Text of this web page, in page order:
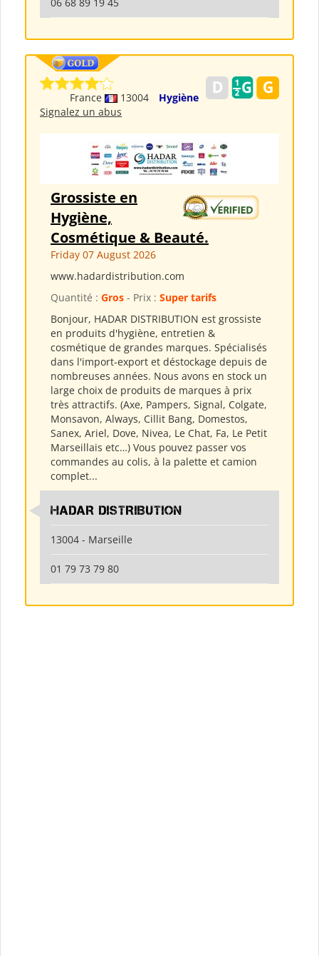
France 13004
Hygiène
Signalez un abus
Grossiste en
Hygiène,
Cosmétique & Beauté.
Friday 07 August 2026
www.hadardistribution.com
Quantité : Gros - Prix : Super tarifs
Bonjour, HADAR DISTRIBUTION est grossiste
en produits d'hygiène, entretien &
cosmétique de grandes marques. Spécialisés
dans l'import-export et déstockage depuis de
nombreuses années. Nous avons en stock un
large choix de produits de marques à prix
très attractifs. (Axe, Pampers, Signal, Colgate,
Monsavon, Always, Cillit Bang, Domestos,
Sanex, Ariel, Dove, Nivea, Le Chat, Fa, Le Petit
Marseillais etc…) Vous pouvez passer vos
commandes au colis, à la palette et camion
complet...
HADAR DISTRIBUTION
13004 - Marseille
01 79 73 79 80